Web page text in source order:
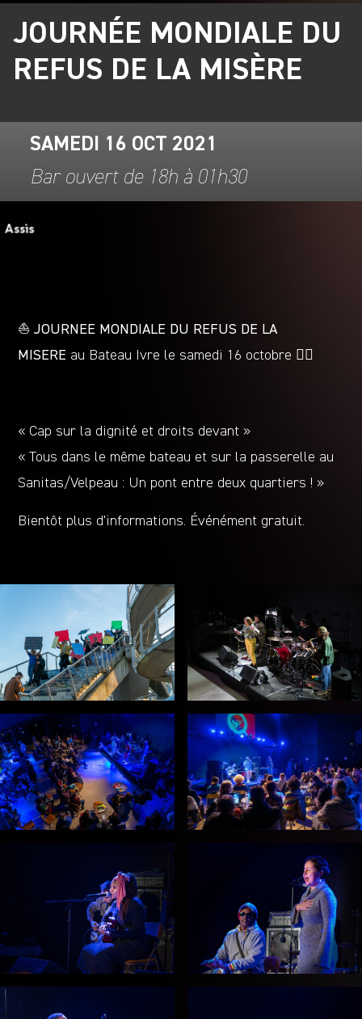
JOURNÉE MONDIALE DU
REFUS DE LA MISÈRE
SAMEDI 16 OCT 2021
Bar ouvert de 18h à 01h30
⛵️JOURNEE MONDIALE DU REFUS DE LA
MISERE au Bateau Ivre le samedi 16 octobre 🏴‍☠️
« Cap sur la dignité et droits devant »
« Tous dans le même bateau et sur la passerelle au
Sanitas/Velpeau : Un pont entre deux quartiers ! »
Bientôt plus d’informations. Événément gratuit.